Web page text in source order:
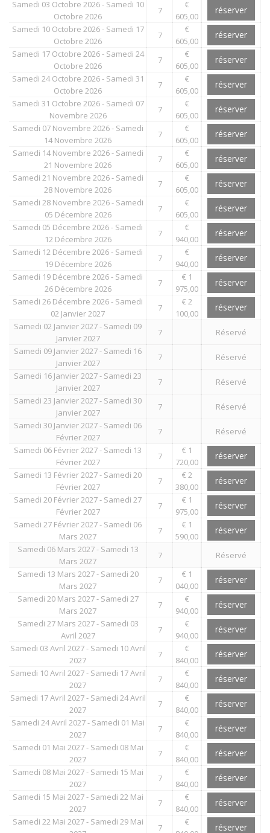
Samedi 03 Octobre 2026 - Samedi 10
Octobre 2026
7
€
605,00
réserver
Samedi 10 Octobre 2026 - Samedi 17
Octobre 2026
7
€
605,00
réserver
Samedi 17 Octobre 2026 - Samedi 24
Octobre 2026
7
€
605,00
réserver
Samedi 24 Octobre 2026 - Samedi 31
Octobre 2026
7
€
605,00
réserver
Samedi 31 Octobre 2026 - Samedi 07
Novembre 2026
7
€
605,00
réserver
Samedi 07 Novembre 2026 - Samedi
14 Novembre 2026
7
€
605,00
réserver
Samedi 14 Novembre 2026 - Samedi
21 Novembre 2026
7
€
605,00
réserver
Samedi 21 Novembre 2026 - Samedi
28 Novembre 2026
7
€
605,00
réserver
Samedi 28 Novembre 2026 - Samedi
05 Décembre 2026
7
€
605,00
réserver
Samedi 05 Décembre 2026 - Samedi
12 Décembre 2026
7
€
940,00
réserver
Samedi 12 Décembre 2026 - Samedi
19 Décembre 2026
7
€
940,00
réserver
Samedi 19 Décembre 2026 - Samedi
26 Décembre 2026
7
€ 1
975,00
réserver
Samedi 26 Décembre 2026 - Samedi
02 Janvier 2027
7
€ 2
100,00
réserver
Samedi 02 Janvier 2027 - Samedi 09
Janvier 2027
7
Réservé
Samedi 09 Janvier 2027 - Samedi 16
Janvier 2027
7
Réservé
Samedi 16 Janvier 2027 - Samedi 23
Janvier 2027
7
Réservé
Samedi 23 Janvier 2027 - Samedi 30
Janvier 2027
7
Réservé
Samedi 30 Janvier 2027 - Samedi 06
Février 2027
7
Réservé
Samedi 06 Février 2027 - Samedi 13
Février 2027
7
€ 1
720,00
réserver
Samedi 13 Février 2027 - Samedi 20
Février 2027
7
€ 2
380,00
réserver
Samedi 20 Février 2027 - Samedi 27
Février 2027
7
€ 1
975,00
réserver
Samedi 27 Février 2027 - Samedi 06
Mars 2027
7
€ 1
590,00
réserver
Samedi 06 Mars 2027 - Samedi 13
Mars 2027
7
Réservé
Samedi 13 Mars 2027 - Samedi 20
Mars 2027
7
€ 1
040,00
réserver
Samedi 20 Mars 2027 - Samedi 27
Mars 2027
7
€
940,00
réserver
Samedi 27 Mars 2027 - Samedi 03
Avril 2027
7
€
940,00
réserver
Samedi 03 Avril 2027 - Samedi 10 Avril
2027
7
€
840,00
réserver
Samedi 10 Avril 2027 - Samedi 17 Avril
2027
7
€
840,00
réserver
Samedi 17 Avril 2027 - Samedi 24 Avril
2027
7
€
840,00
réserver
Samedi 24 Avril 2027 - Samedi 01 Mai
2027
7
€
840,00
réserver
Samedi 01 Mai 2027 - Samedi 08 Mai
2027
7
€
840,00
réserver
Samedi 08 Mai 2027 - Samedi 15 Mai
2027
7
€
840,00
réserver
Samedi 15 Mai 2027 - Samedi 22 Mai
2027
7
€
840,00
réserver
Samedi 22 Mai 2027 - Samedi 29 Mai
7
€
réserver